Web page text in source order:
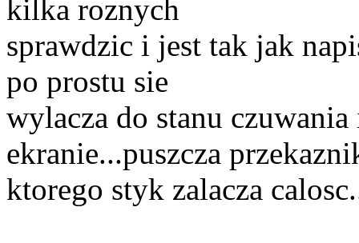
kilka roznych
sprawdzic i jest tak jak
po prostu sie
wylacza do stanu
ekranie...puszcza
ktorego styk zalacza